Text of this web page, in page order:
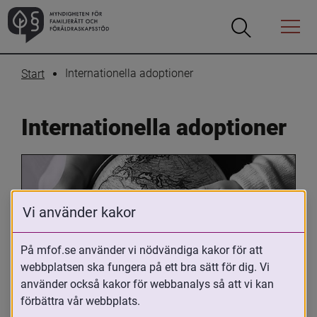
Öppna
Öppna
Menyn
Start Internationella adoptioner
Internationella adoptioner
Oavsett om du är adopterad,
adoptivförälder eller arbetar med
Vi använder kakor
På mfof.se använder vi nödvändiga kakor för att
webbplatsen ska fungera på ett bra sätt för dig. Vi
använder också kakor för webbanalys så att vi kan
förbättra vår webbplats.